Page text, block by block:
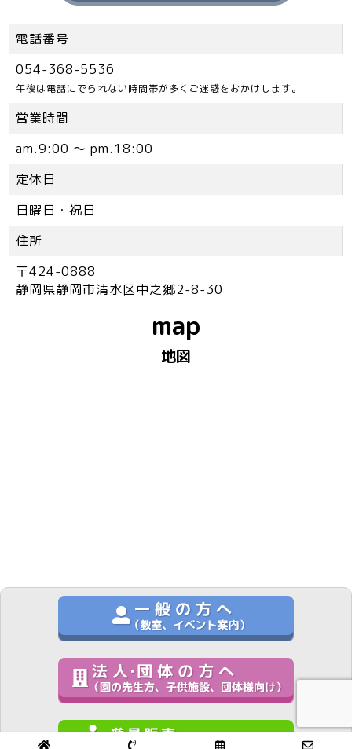
電話番号
054-368-5536
午後は電話にでられない時間帯が多くご迷惑をおかけします。
営業時間
am.9:00 ～ pm.18:00
定休日
日曜日・祝日
住所
〒424-0888
静岡県静岡市清水区中之郷2-8-30
map
地図